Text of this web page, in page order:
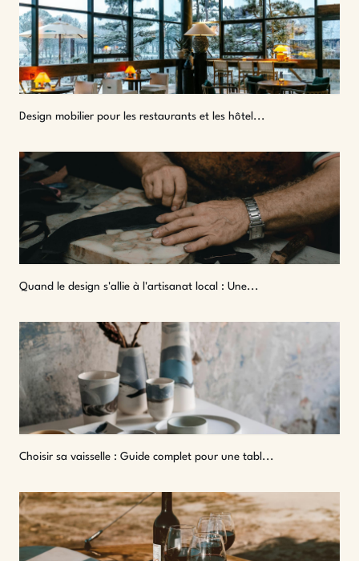
Design mobilier pour les restaurants et les hôtel...
Quand le design s'allie à l'artisanat local : Une...
Choisir sa vaisselle : Guide complet pour une tabl...